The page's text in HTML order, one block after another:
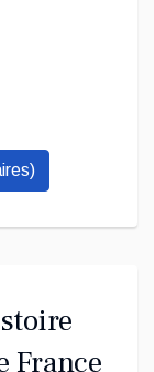
France